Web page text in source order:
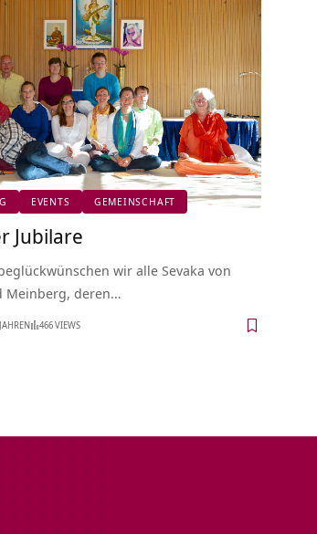
EVENTS GEMEINSCHAFT
Jubilare
wir alle Sevaka von
Meinberg, deren…
466 VIEWS